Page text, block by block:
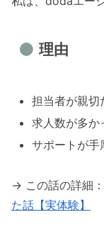
理由
担当者が親切
求人数が多か
サポートが手
→ この話の詳細：
た話【実体験】